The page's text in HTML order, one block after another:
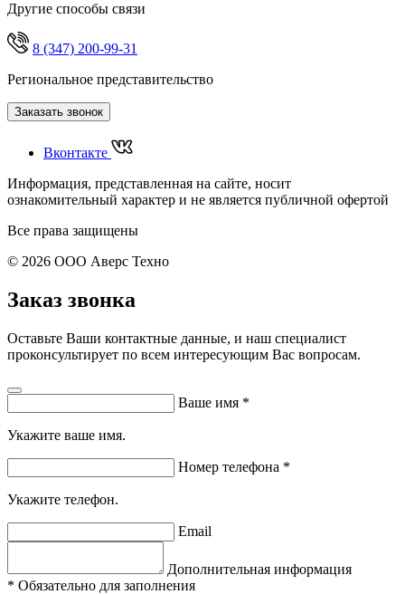
Другие способы связи
8 (347) 200-99-31
Региональное представительство
Заказать звонок
Вконтакте
Информация, представленная на сайте, носит
ознакомительный характер и не является публичной офертой
Все права защищены
© 2026 ООО Аверс Техно
Заказ звонка
Оставьте Ваши контактные данные, и наш специалист
проконсультирует по всем интересующим Вас вопросам.
Ваше имя *
Укажите ваше имя.
Номер телефона *
Укажите телефон.
Email
Дополнительная информация
* Обязательно для заполнения